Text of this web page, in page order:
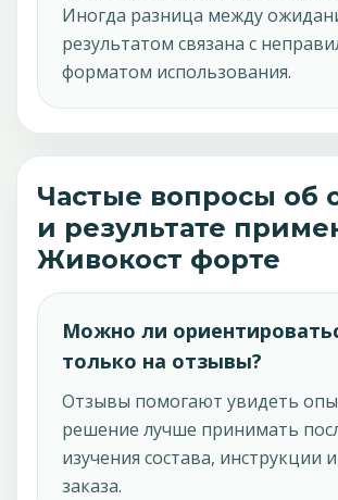
Иногда разница между
результатом связана с
форматом использования.
Частые вопросы об
и результате
Живокост форте
Можно ли
только на отзывы?
Отзывы помогают увидеть
решение лучше принимать
изучения состава, инструкции
заказа.